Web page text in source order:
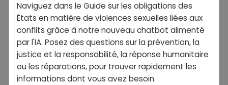
Naviguez dans le Guide sur les obligations des
États en matière de violences sexuelles liées aux
conflits grâce à notre nouveau chatbot alimenté
par l'IA. Posez des questions sur la prévention, la
justice et la responsabilité, la réponse humanitaire
ou les réparations, pour trouver rapidement les
informations dont vous avez besoin.